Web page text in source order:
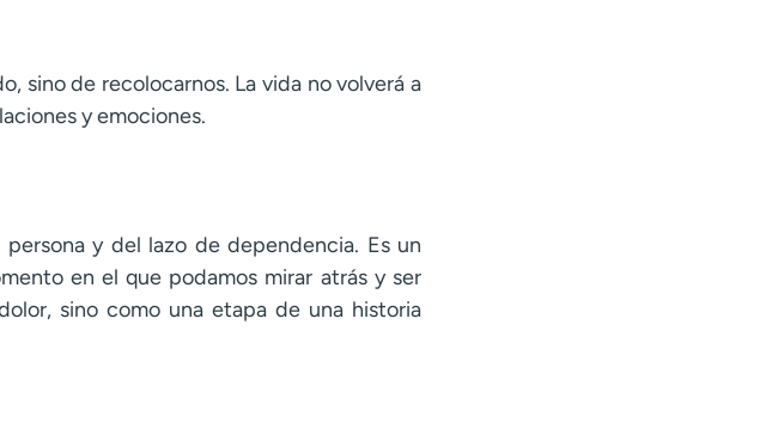
sino de recolocarnos. La vida no volverá a
y emociones.
y del lazo de dependencia. Es un
en el que podamos mirar atrás y ser
sino como una etapa de una historia